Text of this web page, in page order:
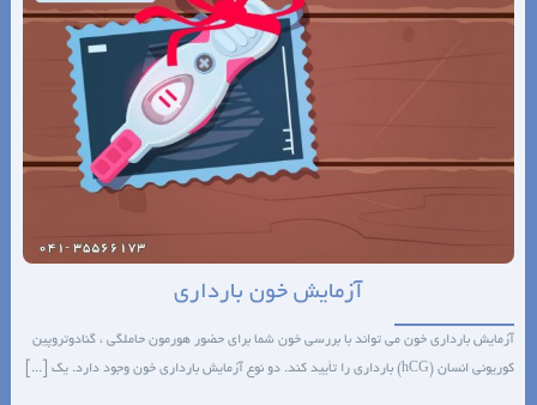
آزمایش خون بارداری
آزمایش بارداری خون می تواند با بررسی خون شما برای حضور هورمون حاملگی ، گنادوتروپین
کوریونی انسان (hCG) بارداری را تأیید کند. دو نوع آزمایش بارداری خون وجود دارد. یک [...]